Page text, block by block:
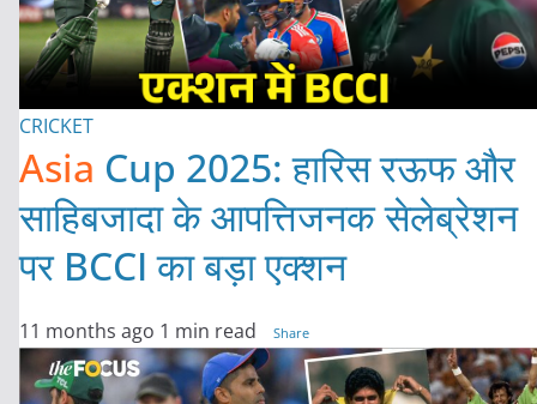
CRICKET
Asia Cup 2025: हारिस रऊफ और
साहिबजादा के आपत्तिजनक सेलेब्रेशन
पर BCCI का बड़ा एक्शन
11 months ago 1 min read Share